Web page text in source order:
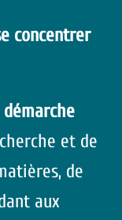
concentrer
démarche
et de
de
aux